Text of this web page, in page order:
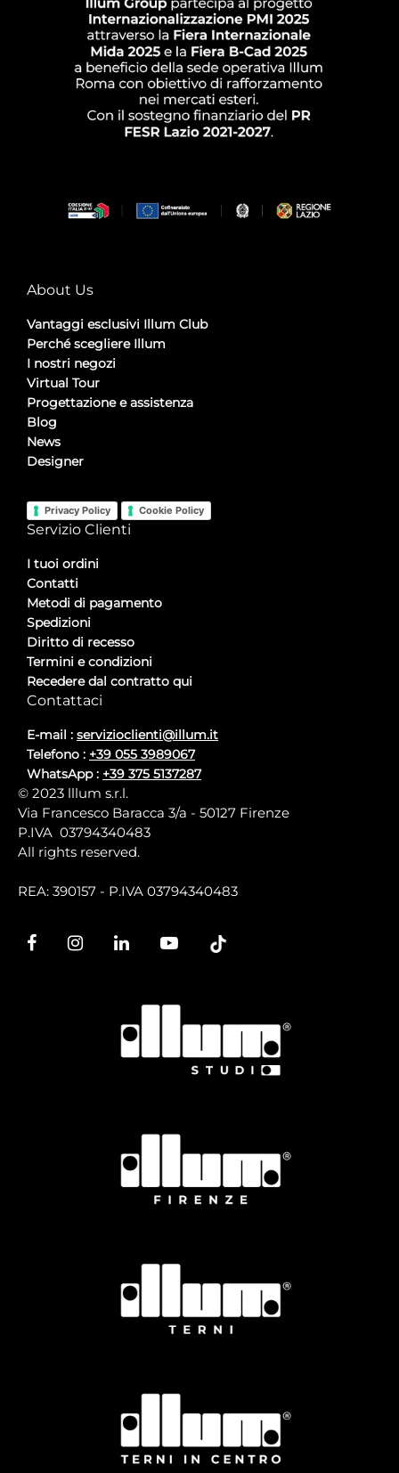
About Us
Vantaggi esclusivi Illum Club
Perché scegliere Illum
I nostri negozi
Virtual Tour
Progettazione e assistenza
Blog
News
Designer
Privacy Policy Cookie Policy
Servizio Clienti
I tuoi ordini
Contatti
Metodi di pagamento
Spedizioni
Diritto di recesso
Termini e condizioni
Recedere dal contratto qui
Contattaci
E-mail : servizioclienti@illum.it
Telefono : +39 055 3989067
WhatsApp : +39 375 5137287
© 2023 lllum s.r.l.
Via Francesco Baracca 3/a - 50127 Firenze
P.IVA 03794340483
All rights reserved.
REA: 390157 - P.IVA 03794340483